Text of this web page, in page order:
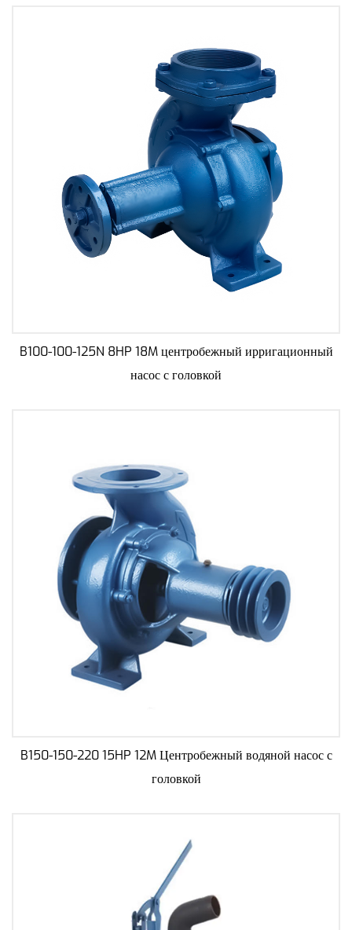
B100-100-125N 8HP 18M центробежный ирригационный
насос с головкой
B150-150-220 15HP 12M Центробежный водяной насос с
головкой